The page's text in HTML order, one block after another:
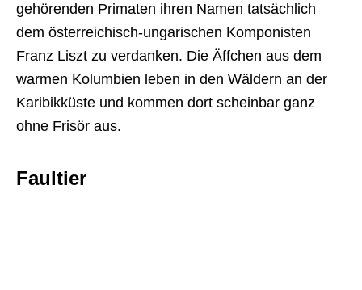
gehörenden Primaten ihren Namen tatsächlich
dem österreichisch-ungarischen Komponisten
Franz Liszt zu verdanken. Die Äffchen aus dem
warmen Kolumbien leben in den Wäldern an der
Karibikküste und kommen dort scheinbar ganz
ohne Frisör aus.
Faultier